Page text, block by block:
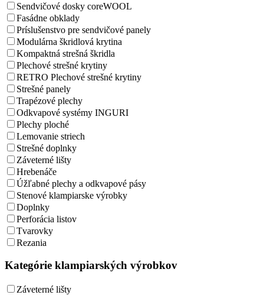
Sendvičové dosky coreWOOL
Fasádne obklady
Príslušenstvo pre sendvičové panely
Modulárna škridlová krytina
Kompaktná strešná škridla
Plechové strešné krytiny
RETRO Plechové strešné krytiny
Strešné panely
Trapézové plechy
Odkvapové systémy INGURI
Plechy ploché
Lemovanie striech
Strešné doplnky
Záveterné lišty
Hrebenáče
Úžľabné plechy a odkvapové pásy
Stenové klampiarske výrobky
Doplnky
Perforácia listov
Tvarovky
Rezania
Kategórie klampiarských výrobkov
Záveterné lišty